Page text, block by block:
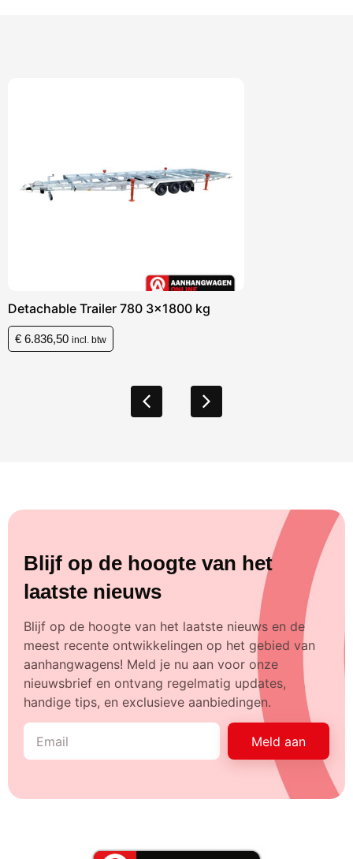
Detachable Trailer 780 3×1350 kg
€ 6.473,50 incl. btw
Blijf op de hoogte van het
laatste nieuws
Blijf op de hoogte van het laatste nieuws en de
meest recente ontwikkelingen op het gebied van
aanhangwagens! Meld je nu aan voor onze
nieuwsbrief en ontvang regelmatig updates,
handige tips, en exclusieve aanbiedingen.
Meld aan